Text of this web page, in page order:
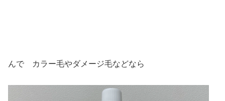
んで カラー毛やダメージ毛などなら